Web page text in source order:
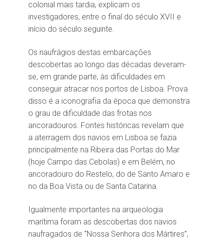
colonial mais tardia, explicam os
investigadores, entre o final do século XVII e
início do século seguinte.
Os naufrágios destas embarcações
descobertas ao longo das décadas deveram-
se, em grande parte, às dificuldades em
conseguir atracar nos portos de Lisboa. Prova
disso é a iconografia da época que demonstra
o grau de dificuldade das frotas nos
ancoradouros. Fontes históricas revelam que
a aterragem dos navios em Lisboa se fazia
principalmente na Ribeira das Portas do Mar
(hoje Campo das Cebolas) e em Belém, no
ancoradouro do Restelo, do de Santo Amaro e
no da Boa Vista ou de Santa Catarina.
Igualmente importantes na arqueologia
marítima foram as descobertas dos navios
naufragados de “Nossa Senhora dos Mártires”,